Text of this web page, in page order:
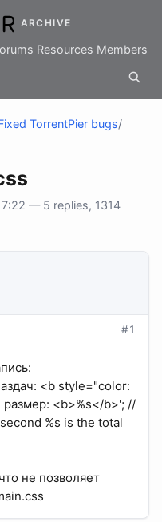
ARCHIVE
Resources Members
TorrentPier bugs/
— 5 replies, 1314
#1
<b style="color:
<b>%s</b>'; //
%s is the total
не позволяет